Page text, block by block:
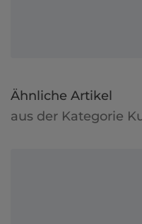
Ähnliche Artikel
aus der Kategorie